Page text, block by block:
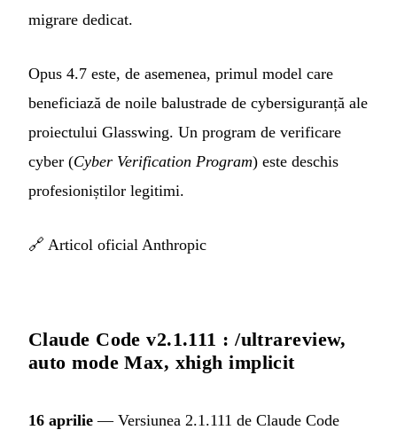
migrare dedicat.
Opus 4.7 este, de asemenea, primul model care
beneficiază de noile balustrade de cybersiguranță ale
proiectului Glasswing. Un program de verificare
cyber (Cyber Verification Program) este deschis
profesioniștilor legitimi.
🔗 Articol oficial Anthropic
Claude Code v2.1.111 : /ultrareview,
auto mode Max, xhigh implicit
16 aprilie — Versiunea 2.1.111 de Claude Code